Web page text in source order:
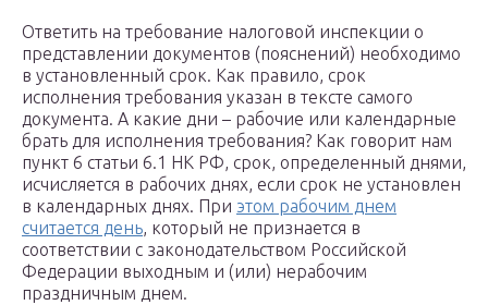
Ответить на требование налоговой инспекции о
представлении документов (пояснений) необходимо
в установленный срок. Как правило, срок
исполнения требования указан в тексте самого
документа. А какие дни – рабочие или календарные
брать для исполнения требования? Как говорит нам
пункт 6 статьи 6.1 НК РФ, срок, определенный днями,
исчисляется в рабочих днях, если срок не установлен
в календарных днях. При этом рабочим днем
считается день, который не признается в
соответствии с законодательством Российской
Федерации выходным и (или) нерабочим
праздничным днем.